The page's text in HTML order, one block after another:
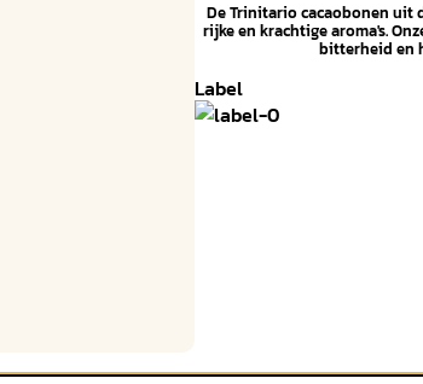
De Trinitario cacaobonen uit
rijke en krachtige aroma's.
bitterheid en
Label